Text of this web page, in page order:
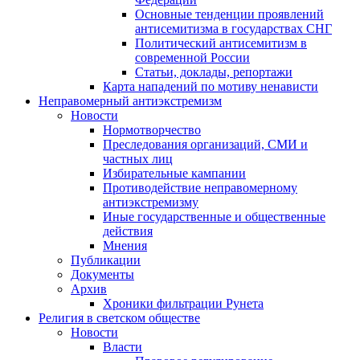
Основные тенденции проявлений
антисемитизма в государствах СНГ
Политический антисемитизм в
современной России
Статьи, доклады, репортажи
Карта нападений по мотиву ненависти
Неправомерный антиэкстремизм
Новости
Нормотворчество
Преследования организаций, СМИ и
частных лиц
Избирательные кампании
Противодействие неправомерному
антиэкстремизму
Иные государственные и общественные
действия
Мнения
Публикации
Документы
Архив
Хроники фильтрации Рунета
Религия в светском обществе
Новости
Власти